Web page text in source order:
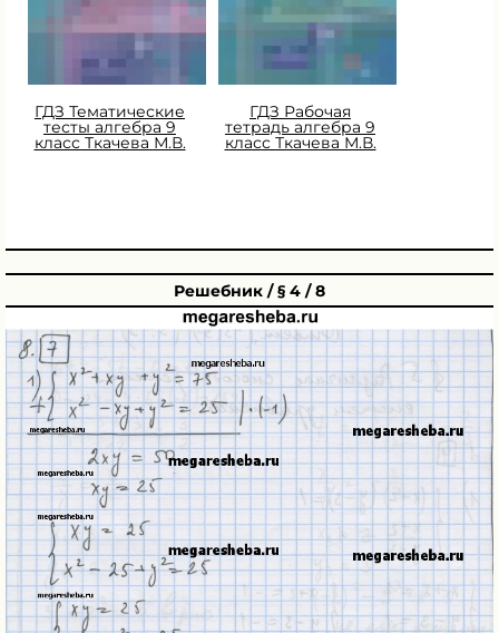
ГДЗ Тематические
тесты алгебра 9
класс Ткачева М.В.
ГДЗ Рабочая
тетрадь алгебра 9
класс Ткачева М.В.
Решебник / § 4 / 8